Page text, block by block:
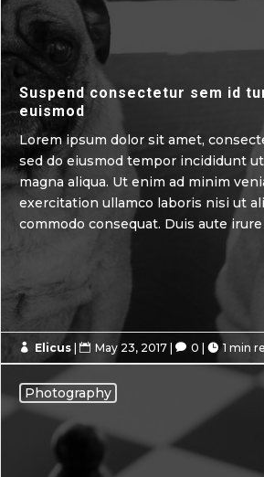
Suspend consectetur sem id
euismod
Lorem ipsum dolor sit amet,
sed do eiusmod tempor incididunt
magna aliqua. Ut enim ad minim
exercitation ullamco laboris nisi ut
commodo consequat. Duis aute
 Elicus  May 23, 2017  0  1 min
Photography